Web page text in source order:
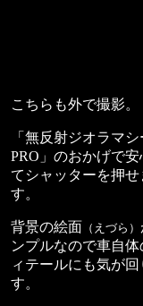
こちらも外で撮影。
「無反射ジオラマシ
PRO」のおかげで安
てシャッターを押せ
す。
背景の絵面 （えづら）
ンプルなので車自体
ィテールにも気が回
す。